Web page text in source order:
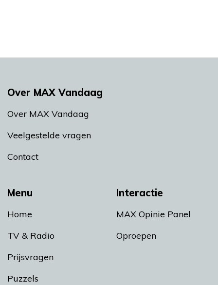
Menu
Home
TV & Radio
Prijsvragen
Puzzels
Interactie
MAX Opinie Panel
Oproepen
Over MAX Vandaag
Over MAX Vandaag
Veelgestelde vragen
Contact